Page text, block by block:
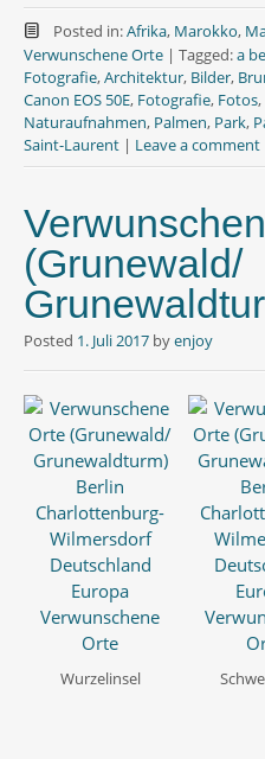
c
e
b
o
o
k
i
t
t
e
r
a
t
s
A
p
p
Posted in:Afrika, Marokko,
Verwunschene Orte | Tagged:a
Fotografie,Architektur, Bilder,
Canon EOS 50E, Fotografie, Fotos,
Naturaufnahmen, Palmen, Park,
Saint-Laurent | Leave a comment
(Grunewald/
Posted 1. Juli 2017 byenjoy
Wurzelinsel